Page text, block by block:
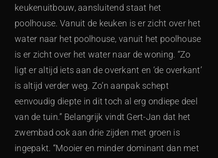
keukenuitbouw, aansluitend staat het
poolhouse. Vanuit de keuken is er zicht over het
water naar het poolhouse, vanuit het poolhouse
is er zicht over het water naar de woning. “Zo
ligt er altijd iets aan de overkant en ‘de overkant’
is altijd verder weg. Zo’n aanpak schept
eenvoudig diepte in dit toch al erg ondiepe deel
van de tuin.” Belangrijk vindt Gert-Jan dat het
zwembad ook aan drie zijden met groen is
ingepakt. “Mooier en minder dominant dan met